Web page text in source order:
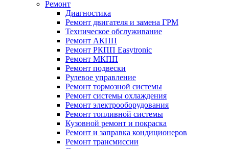
Ремонт
Диагностика
Ремонт двигателя и замена ГРМ
Техническое обслуживание
Ремонт АКПП
Ремонт РКПП Easytronic
Ремонт МКПП
Ремонт подвески
Рулевое управление
Ремонт тормозной системы
Ремонт системы охлаждения
Ремонт электрооборудования
Ремонт топливной системы
Кузовной ремонт и покраска
Ремонт и заправка кондиционеров
Ремонт трансмиссии